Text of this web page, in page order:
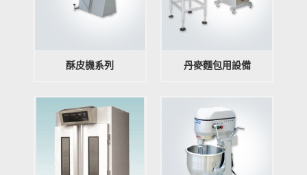
酥皮機系列 丹麥麵包用設備